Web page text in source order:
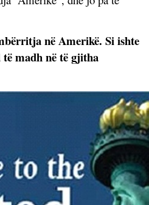
në Amerikë. Si ishte
madh në të gjitha